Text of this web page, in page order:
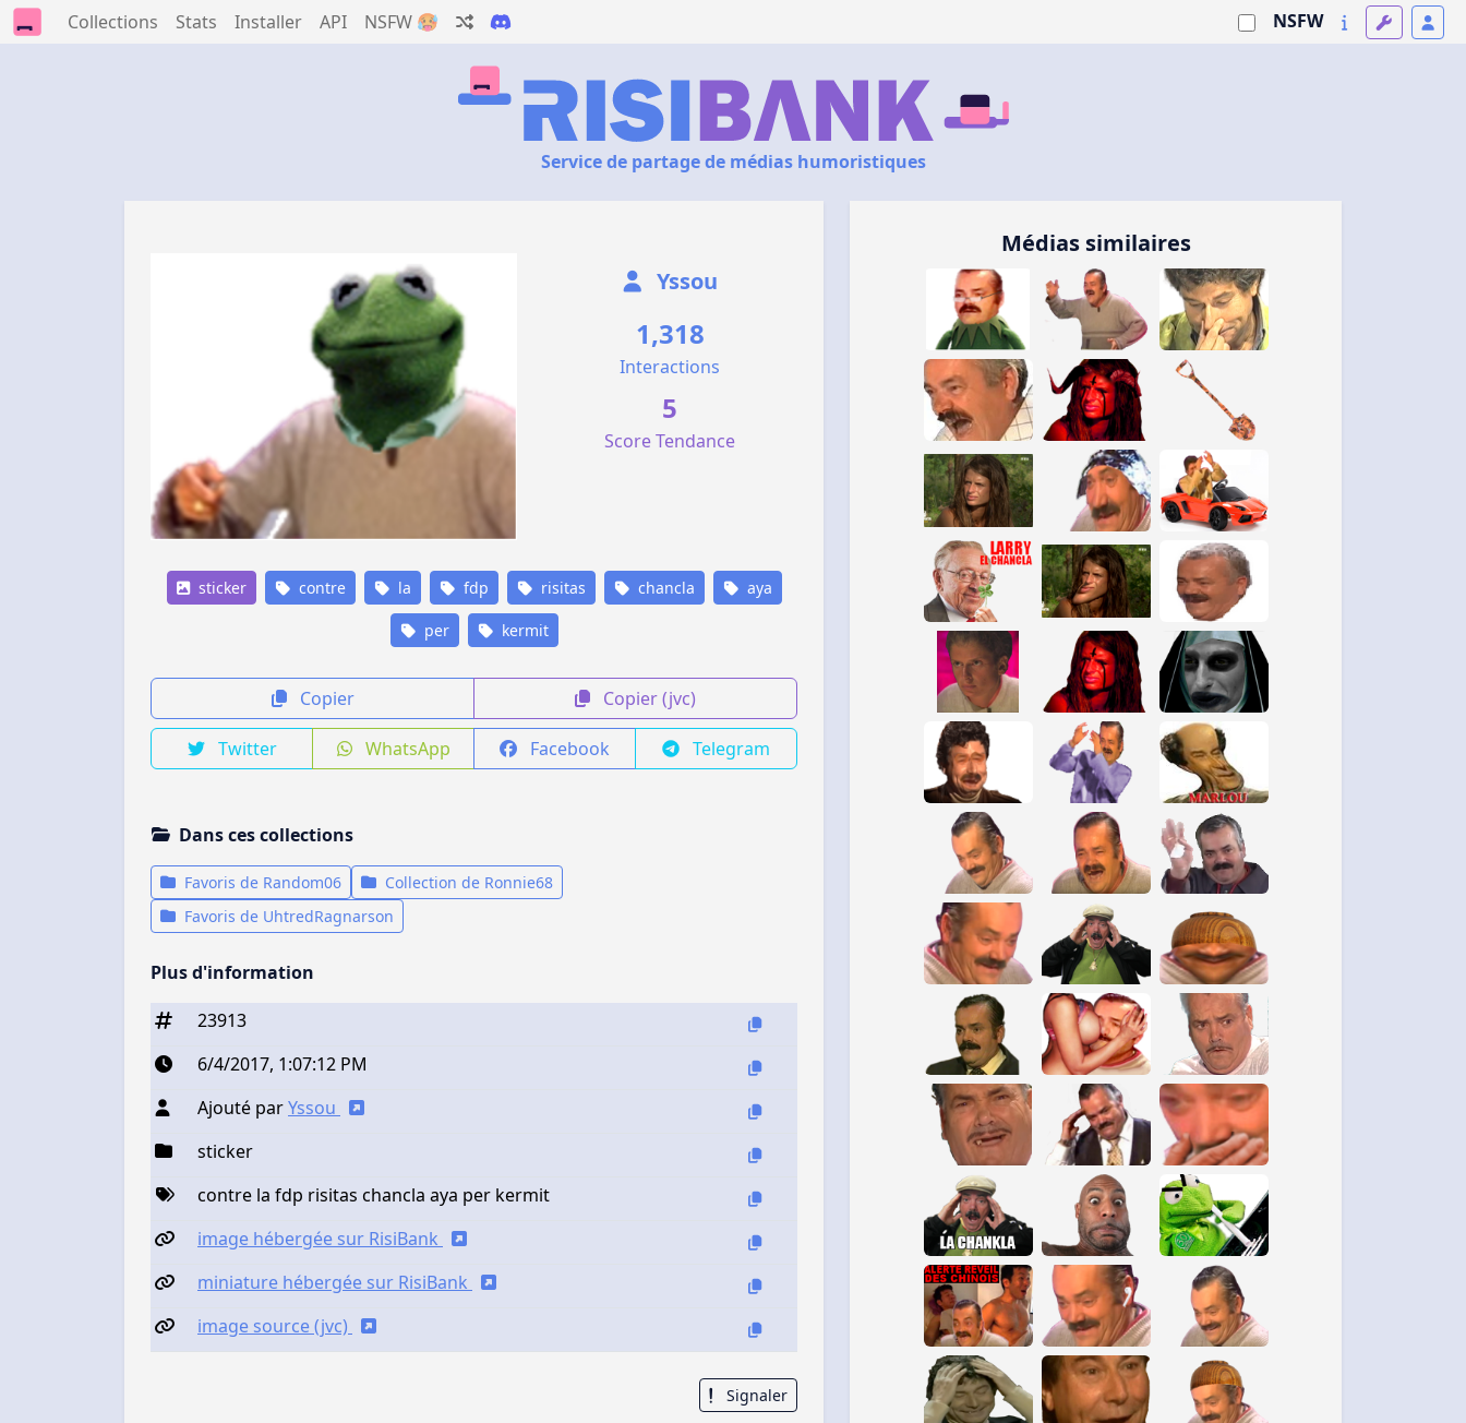
Collections Stats Installer API NSFW 🥵 NSFW
Service de partage de médias humoristiques
Yssou
1,318
Interactions
5
Score Tendance
sticker contre la fdp risitas chancla aya
per kermit
Copier Copier (jvc)
Twitter WhatsApp Facebook Telegram
Dans ces collections
Favoris de Random06
Collection de Ronnie68
Favoris de UhtredRagnarson
Plus d'information
23913
6/4/2017, 1:07:12 PM
Ajouté parYssou
sticker
contre la fdp risitas chancla aya per kermit
image hébergée sur RisiBank
miniature hébergée sur RisiBank
image source (jvc)
Signaler
Médias similaires